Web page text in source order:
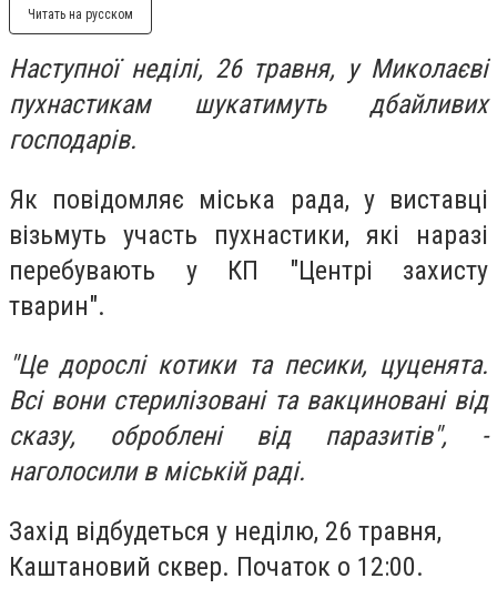
Читать на русском
Наступної неділі, 26 травня, у Миколаєві
пухнастикам шукатимуть дбайливих
господарів.
Як повідомляє міська рада, у виставці
візьмуть участь пухнастики, які наразі
перебувають у КП "Центрі захисту
тварин".
"Це дорослі котики та песики, цуценята.
Всі вони стерилізовані та вакциновані від
сказу, оброблені від паразитів", -
наголосили в міській раді.
Захід відбудеться у неділю, 26 травня,
Каштановий сквер. Початок о 12:00.